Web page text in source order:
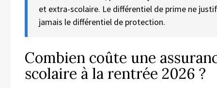
et extra-scolaire. Le différentiel de prime ne
jamais le différentiel de protection.
Combien coûte une
scolaire à la rentrée 2026 ?